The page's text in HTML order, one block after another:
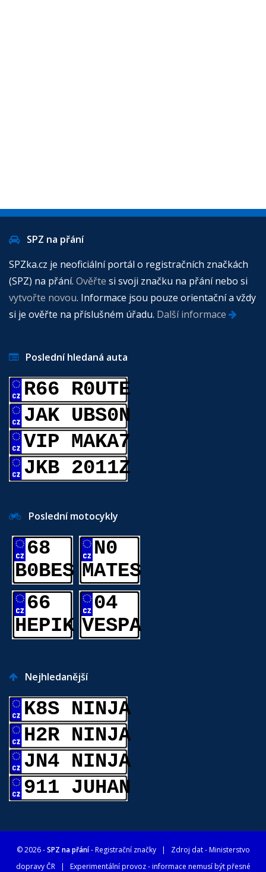
SPZ na přání
SPZka.cz je neoficiální portál o registračních značkách
(SPZ) na přání. Ověřte si svoji značku na přání nebo si
vytvořte novou. Informace jsou pouze orientační a vždy
si je ověřte na příslušném úřadu. Další informace
Poslední hledaná auta
R66 R0UTE
JAK UBS0N
VIP MAKA7
JKB 2011Z
Poslední motocykly
68
B0BES
N0
MATES
66
HEPIK
04
VESPA
Nejhledanější
K8S NINJA
H2R NINJA
JN4 NINJA
911 JUHAN
© 2026 -SPZ na přání- Registrační značky| Zdroj dat -Ministerstvo
dopravy ČR| Experimentální provoz - informace nemusí být přesné